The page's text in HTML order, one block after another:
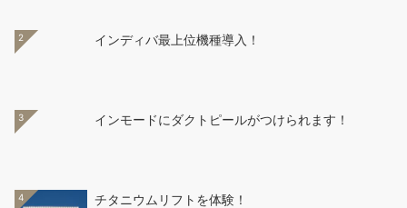
2 インディバ最上位機種導入！
3 インモードにダクトピールがつけられます！
4 チタニウムリフトを体験！